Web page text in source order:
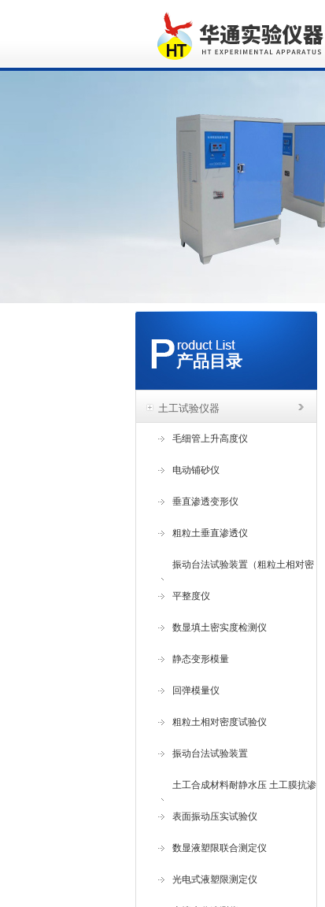
产品目录
土工试验仪器
毛细管上升高度仪
电动铺砂仪
垂直渗透变形仪
粗粒土垂直渗透仪
振动台法试验装置（粗粒土相对密
度试验仪 ）
平整度仪
数显填土密实度检测仪
静态变形模量
回弹模量仪
粗粒土相对密度试验仪
振动台法试验装置
土工合成材料耐静水压 土工膜抗渗
仪
表面振动压实试验仪
数显液塑限联合测定仪
光电式液塑限测定仪